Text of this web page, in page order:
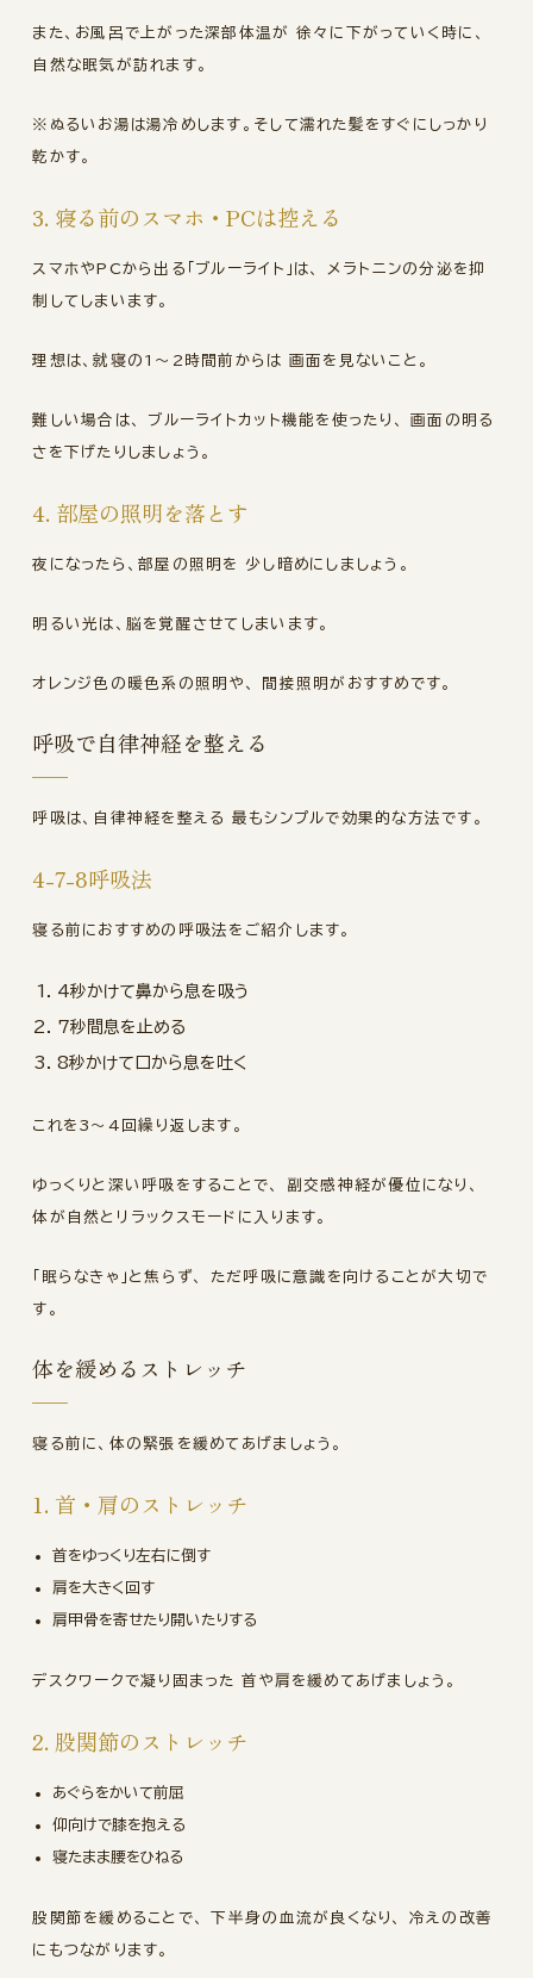
また、お風呂で上がった深部体温が 徐々に下がっていく時に、
自然な眠気が訪れます。
※ぬるいお湯は湯冷めします。そして濡れた髪をすぐにしっかり
乾かす。
3. 寝る前のスマホ・PCは控える
スマホやPCから出る「ブルーライト」は、 メラトニンの分泌を抑
制してしまいます。
理想は、就寝の1〜2時間前からは 画面を見ないこと。
難しい場合は、 ブルーライトカット機能を使ったり、 画面の明る
さを下げたりしましょう。
4. 部屋の照明を落とす
夜になったら、部屋の照明を 少し暗めにしましょう。
明るい光は、脳を覚醒させてしまいます。
オレンジ色の暖色系の照明や、 間接照明がおすすめです。
呼吸で自律神経を整える
呼吸は、自律神経を整える 最もシンプルで効果的な方法です。
4-7-8呼吸法
寝る前におすすめの呼吸法をご紹介します。
4秒かけて鼻から息を吸う
7秒間息を止める
8秒かけて口から息を吐く
これを3〜4回繰り返します。
ゆっくりと深い呼吸をすることで、 副交感神経が優位になり、
体が自然とリラックスモードに入ります。
「眠らなきゃ」と焦らず、 ただ呼吸に意識を向けることが大切で
す。
体を緩めるストレッチ
寝る前に、体の緊張を緩めてあげましょう。
1. 首・肩のストレッチ
首をゆっくり左右に倒す
肩を大きく回す
肩甲骨を寄せたり開いたりする
デスクワークで凝り固まった 首や肩を緩めてあげましょう。
2. 股関節のストレッチ
あぐらをかいて前屈
仰向けで膝を抱える
寝たまま腰をひねる
股関節を緩めることで、 下半身の血流が良くなり、 冷えの改善
にもつながります。